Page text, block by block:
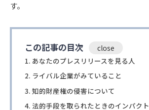
す。
この記事の目次
あなたのプレスリリースを見る人
ライバル企業がみていること
知的財産権の侵害について
法的手段を取られたときのインパクト